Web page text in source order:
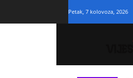
Petak, 7 kolovoza, 2026